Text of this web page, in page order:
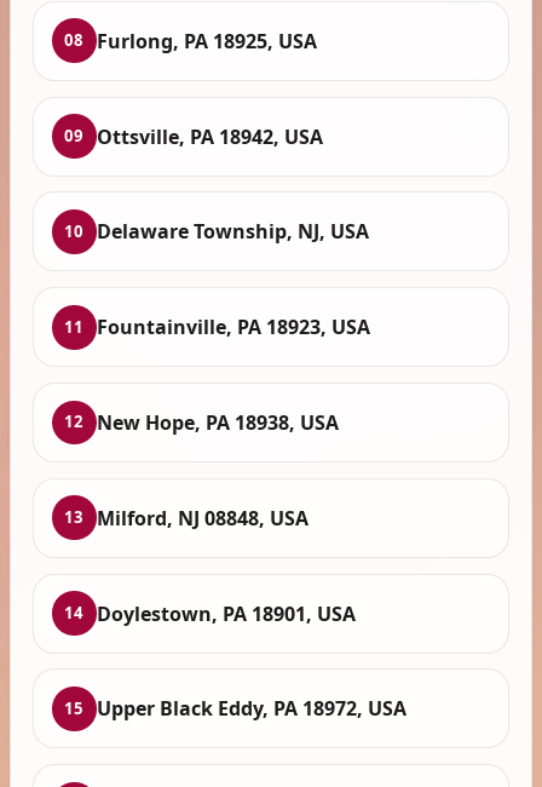
08 Furlong, PA 18925, USA
09 Ottsville, PA 18942, USA
10 Delaware Township, NJ, USA
11 Fountainville, PA 18923, USA
12 New Hope, PA 18938, USA
13 Milford, NJ 08848, USA
14 Doylestown, PA 18901, USA
15 Upper Black Eddy, PA 18972, USA